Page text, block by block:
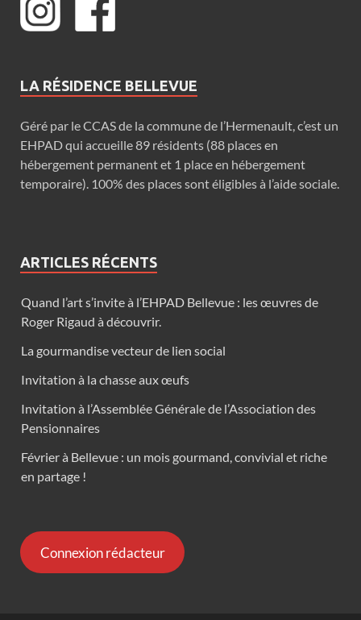
LA RÉSIDENCE BELLEVUE
Géré par le CCAS de la commune de l’Hermenault, c’est un
EHPAD qui accueille 89 résidents (88 places en
hébergement permanent et 1 place en hébergement
temporaire). 100% des places sont éligibles à l’aide sociale.
ARTICLES RÉCENTS
Quand l’art s’invite à l’EHPAD Bellevue : les œuvres de
Roger Rigaud à découvrir.
La gourmandise vecteur de lien social
Invitation à la chasse aux œufs
Invitation à l’Assemblée Générale de l’Association des
Pensionnaires
Février à Bellevue : un mois gourmand, convivial et riche
en partage !
Connexion rédacteur